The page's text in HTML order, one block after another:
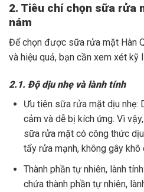
2. Tiêu chí chọn sữa rửa
nám
Để chọn được sữa rửa mặt Hàn
và hiệu quả, bạn cần xem xét kỹ
2.1. Độ dịu nhẹ và lành tính
Ưu tiên sữa rửa mặt dịu nhẹ:
cảm và dễ bị kích ứng. Vì
sữa rửa mặt có công thức
tẩy rửa mạnh, không gây
Thành phần tự nhiên, lành
chứa thành phần tự nhiên,